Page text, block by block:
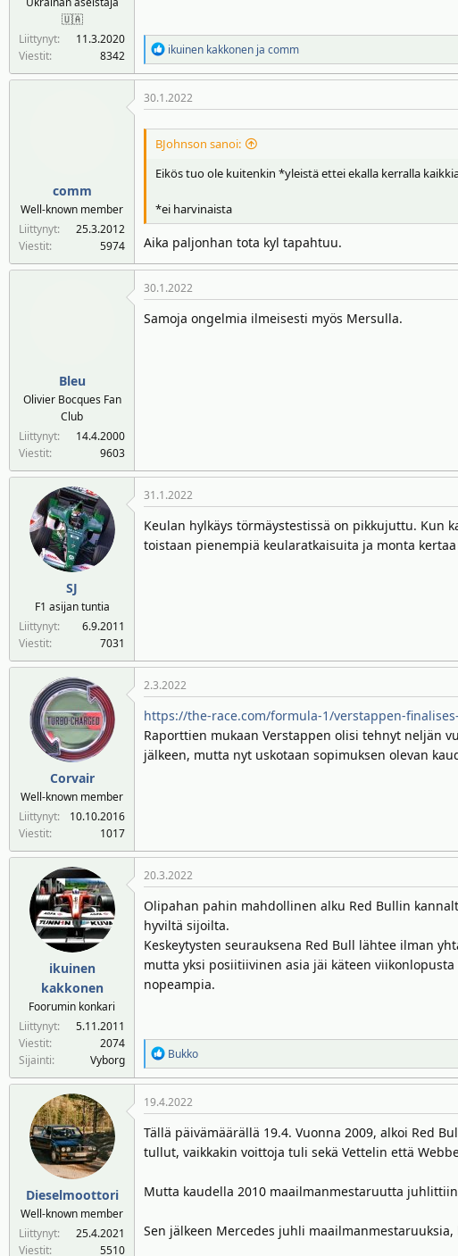
🇺🇦
Liittynyt
11.3.2020
Viestit
8342
R
e
a
k
i
o
ikuinen kakkonen ja comm
comm
Well-known member
Liittynyt
25.3.2012
Viestit
5974
30.1.2022
BJohnson sanoi:
Eikös tuo ole kuitenkin *yleistä ettei ekalla kerralla
*ei harvinaista
Aika paljonhan tota kyl tapahtuu.
Bleu
Olivier Bocques Fan
Club
Liittynyt
14.4.2000
Viestit
9603
30.1.2022
Samoja ongelmia ilmeisesti myös Mersulla.
SJ
F1 asijan tuntia
Liittynyt
6.9.2011
Viestit
7031
31.1.2022
Keulan hylkäys törmäystestissä on pikkujuttu.
toistaan pienempiä keularatkaisuita ja monta
Corvair
Well-known member
Liittynyt
10.10.2016
Viestit
1017
2.3.2022
https://the-race.com/formula-1/verstappen-
Raporttien mukaan Verstappen olisi tehnyt neljän
jälkeen, mutta nyt uskotaan sopimuksen olevan
ikuinen
kakkonen
Foorumin konkari
Liittynyt
5.11.2011
Viestit
2074
Sijainti
Vyborg
20.3.2022
Olipahan pahin mahdollinen alku Red Bullin
hyviltä sijoilta.
Keskeytysten seurauksena Red Bull lähtee ilman
mutta yksi posiitiivinen asia jäi käteen
nopeampia.
R
e
a
k
i
o
:
Bukko
Dieselmoottori
Well-known member
Liittynyt
25.4.2021
Viestit
5510
19.4.2022
Tällä päivämäärällä 19.4. Vuonna 2009, alkoi Red
tullut, vaikkakin voittoja tuli sekä Vettelin että
Mutta kaudella 2010 maailmanmestaruutta
Sen jälkeen Mercedes juhli